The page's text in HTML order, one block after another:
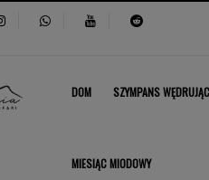
DOM SZYMPANS
MIESIĄC MIODOWY